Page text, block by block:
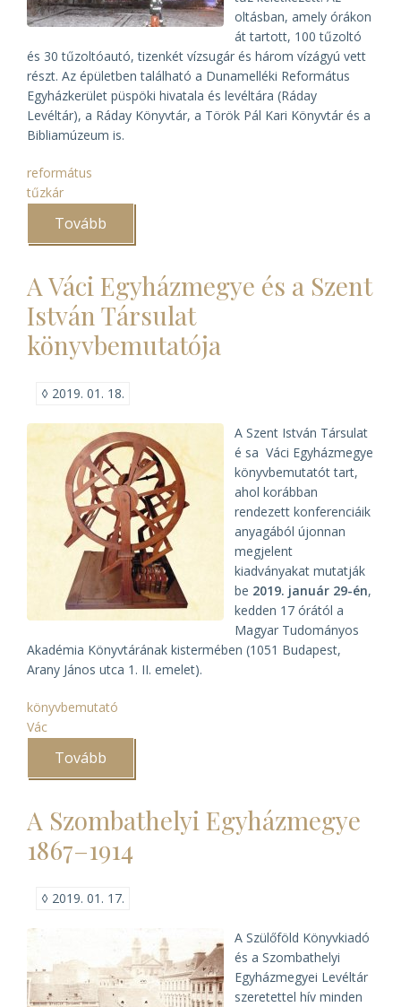
oltásban, amely órákon
át tartott, 100 tűzoltó
és 30 tűzoltóautó, tizenkét vízsugár és három vízágyú vett
részt. Az épületben található a Dunamelléki Református
Egyházkerület püspöki hivatala és levéltára (Ráday
Levéltár), a Ráday Könyvtár, a Török Pál Kari Könyvtár és a
Bibliamúzeum is.
református
tűzkár
Tovább
Ráday
A Váci Egyházmegye és a Szent
István Társulat
könyvbemutatója
◊ 2019. 01. 18.
A Szent István Társulat
é sa Váci Egyházmegye
könyvbemutatót tart,
ahol korábban
rendezett konferenciáik
anyagából újonnan
megjelent
kiadványakat mutatják
be 2019. január 29-én,
kedden 17 órától a
Magyar Tudományos
Akadémia Könyvtárának kistermében (1051 Budapest,
Arany János utca 1. II. emelet).
könyvbemutató
Vác
Tovább
Egyházmegye
a
Szent
István
Társulat
A Szombathelyi Egyházmegye
1867–1914
◊ 2019. 01. 17.
A Szülőföld Könyvkiadó
és a Szombathelyi
Egyházmegyei Levéltár
szeretettel hív minden